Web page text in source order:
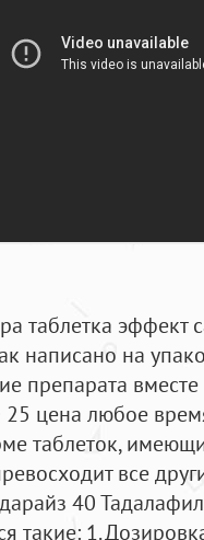
таблетка
написано на
препарата вместе
25 цена любое
таблеток,
все
40
такие: 1.